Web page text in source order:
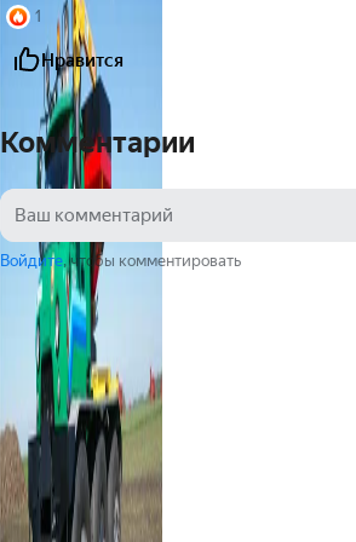
1
Нравится
Комментарии
Войдите, чтобы комментировать